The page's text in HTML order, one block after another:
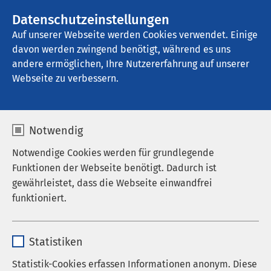
Datenschutzeinstellungen
Auf unserer Webseite werden Cookies verwendet. Einige
davon werden zwingend benötigt, während es uns
andere ermöglichen, Ihre Nutzererfahrung auf unserer
Webseite zu verbessern.
Notwendig
Notwendige Cookies werden für grundlegende
Funktionen der Webseite benötigt. Dadurch ist
gewährleistet, dass die Webseite einwandfrei
funktioniert.
Anbieter sgalinski
Statistiken
Statistik-Cookies erfassen Informationen anonym. Diese
Werden Sie Teil von
AMEOS Bremen